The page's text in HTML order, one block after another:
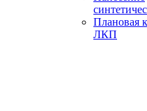
Плановая
ЛКП